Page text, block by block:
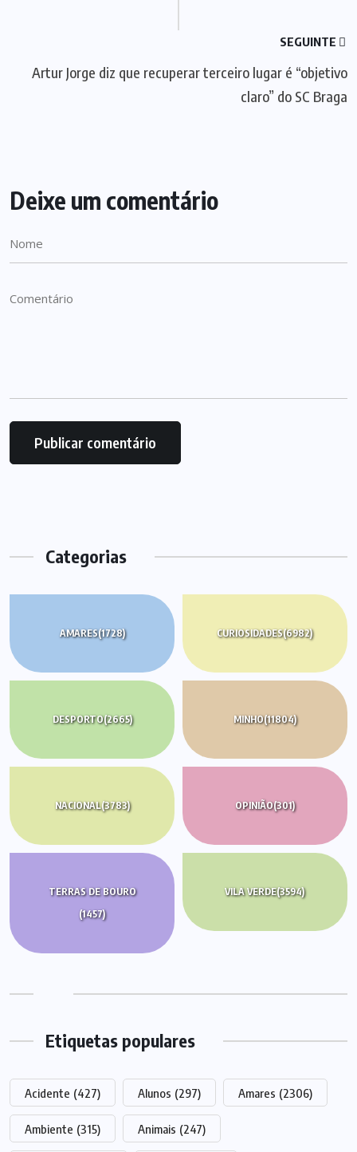
SEGUINTE
Artur Jorge diz que recuperar terceiro lugar é “objetivo
claro” do SC Braga
Deixe um comentário
Categorias
AMARES(1728) CURIOSIDADES(6982)
DESPORTO(2665) MINHO(11804)
NACIONAL(3783) OPINIÃO(301)
TERRAS DE BOURO
(1457)
VILA VERDE(3594)
Etiquetas populares
Acidente (427) Alunos (297) Amares (2306)
Ambiente (315) Animais (247)